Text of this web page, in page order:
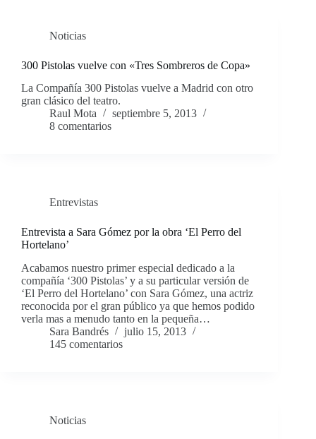
Noticias
300 Pistolas vuelve con «Tres Sombreros de Copa»
La Compañía 300 Pistolas vuelve a Madrid con otro
gran clásico del teatro.
Raul Mota
septiembre 5, 2013
8 comentarios
Entrevistas
Entrevista a Sara Gómez por la obra ‘El Perro del
Hortelano’
Acabamos nuestro primer especial dedicado a la
compañía ‘300 Pistolas’ y a su particular versión de
‘El Perro del Hortelano’ con Sara Gómez, una actriz
reconocida por el gran público ya que hemos podido
verla mas a menudo tanto en la pequeña…
Sara Bandrés
julio 15, 2013
145 comentarios
Noticias